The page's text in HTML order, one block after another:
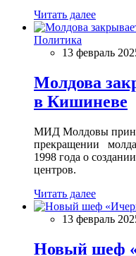
Читать далее
Политика
13 февраль
Молдова
в Кишиневе
МИД Молдовы
прекращении
1998 года о
центров.
Читать далее
13 февраль
Новый шеф